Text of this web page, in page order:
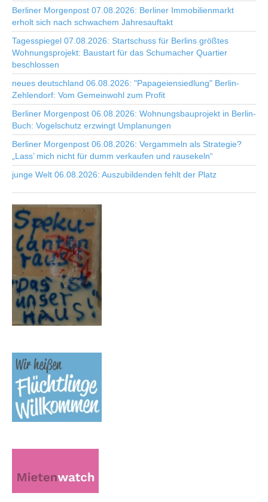
Berliner Morgenpost 07.08.2026: Berliner Immobilienmarkt
erholt sich nach schwachem Jahresauftakt
Tagesspiegel 07.08.2026: Startschuss für Berlins größtes
Wohnungsprojekt: Baustart für das Schumacher Quartier
beschlossen
neues deutschland 06.08.2026: "Papageiensiedlung" Berlin-
Zehlendorf: Vom Gemeinwohl zum Profit
Berliner Morgenpost 06.08.2026: Wohnungsbauprojekt in Berlin-
Buch: Vogelschutz erzwingt Umplanungen
Berliner Morgenpost 06.08.2026: Vergammeln als Strategie?
„Lass’ mich nicht für dumm verkaufen und rausekeln“
junge Welt 06.08.2026: Auszubildenden fehlt der Platz